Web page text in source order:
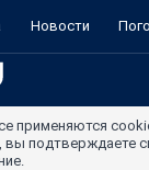
Новости
применяются
вы подтверждаете